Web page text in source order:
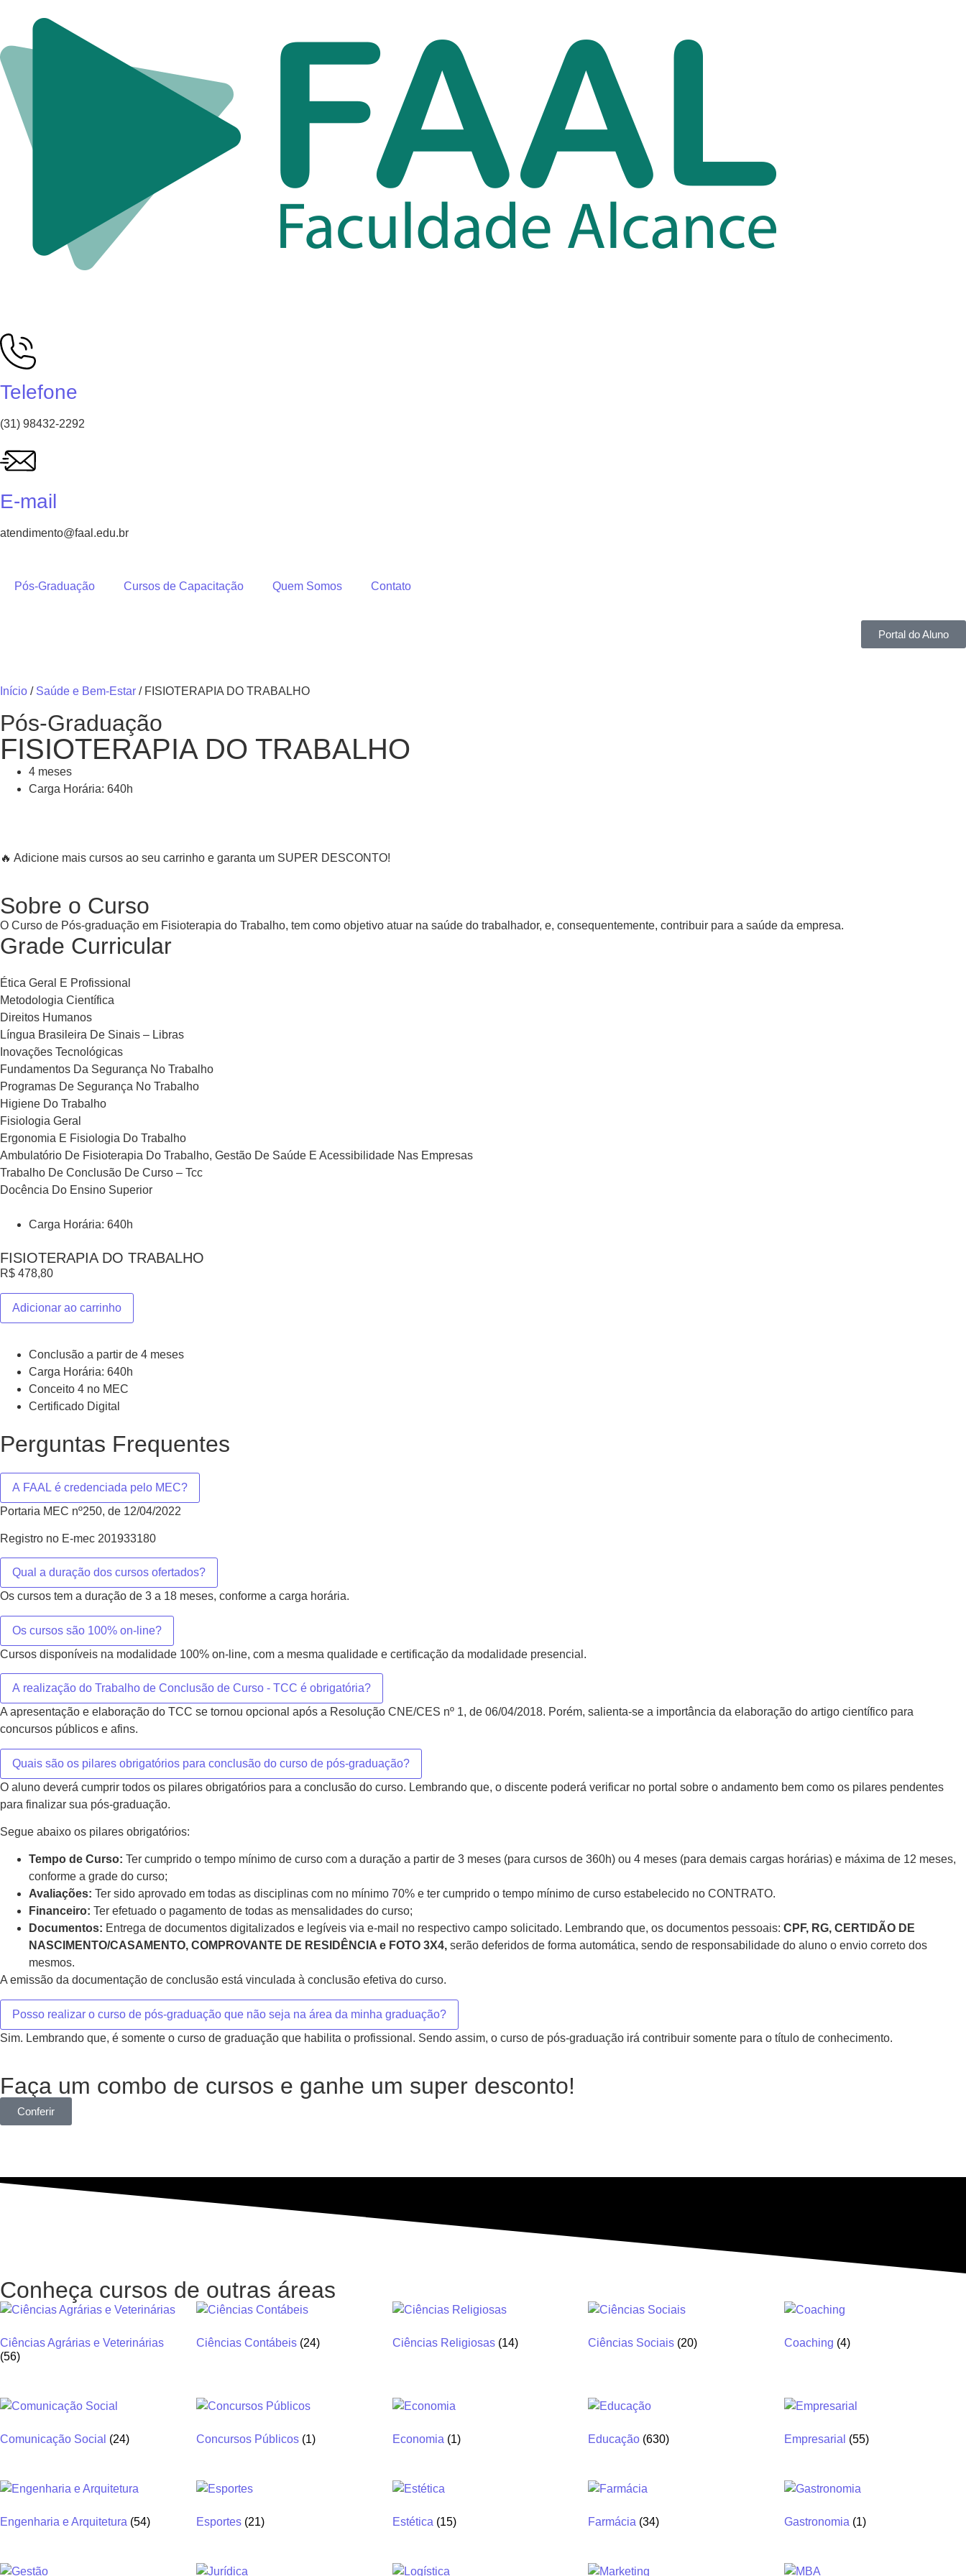
Telefone
(31) 98432-2292
E-mail
atendimento@faal.edu.br
Pós-Graduação Cursos de Capacitação Quem Somos Contato
Portal do Aluno
Início / Saúde e Bem-Estar / FISIOTERAPIA DO TRABALHO
Pós-Graduação
FISIOTERAPIA DO TRABALHO
4 meses
Carga Horária: 640h
🔥 Adicione mais cursos ao seu carrinho e garanta um SUPER DESCONTO!
Sobre o Curso
O Curso de Pós-graduação em Fisioterapia do Trabalho, tem como objetivo atuar na saúde do trabalhador, e, consequentemente, contribuir para a saúde da empresa.
Grade Curricular
Ética Geral E Profissional
Metodologia Científica
Direitos Humanos
Língua Brasileira De Sinais – Libras
Inovações Tecnológicas
Fundamentos Da Segurança No Trabalho
Programas De Segurança No Trabalho
Higiene Do Trabalho
Fisiologia Geral
Ergonomia E Fisiologia Do Trabalho
Ambulatório De Fisioterapia Do Trabalho, Gestão De Saúde E Acessibilidade Nas Empresas
Trabalho De Conclusão De Curso – Tcc
Docência Do Ensino Superior
Carga Horária: 640h
FISIOTERAPIA DO TRABALHO
R$ 478,80
Adicionar ao carrinho
Conclusão a partir de 4 meses
Carga Horária: 640h
Conceito 4 no MEC
Certificado Digital
Perguntas Frequentes
A FAAL é credenciada pelo MEC?
Portaria MEC nº250, de 12/04/2022
Registro no E-mec 201933180
Qual a duração dos cursos ofertados?
Os cursos tem a duração de 3 a 18 meses, conforme a carga horária.
Os cursos são 100% on-line?
Cursos disponíveis na modalidade 100% on-line, com a mesma qualidade e certificação da modalidade presencial.
A realização do Trabalho de Conclusão de Curso - TCC é obrigatória?
A apresentação e elaboração do TCC se tornou opcional após a Resolução CNE/CES nº 1, de 06/04/2018. Porém, salienta-se a importância da elaboração do artigo científico para
concursos públicos e afins.
Quais são os pilares obrigatórios para conclusão do curso de pós-graduação?
O aluno deverá cumprir todos os pilares obrigatórios para a conclusão do curso. Lembrando que, o discente poderá verificar no portal sobre o andamento bem como os pilares pendentes
para finalizar sua pós-graduação.
Segue abaixo os pilares obrigatórios:
Tempo de Curso: Ter cumprido o tempo mínimo de curso com a duraçăo a partir de 3 meses (para cursos de 360h) ou 4 meses (para demais cargas horárias) e máxima de 12 meses,
conforme a grade do curso;
Avaliações: Ter sido aprovado em todas as disciplinas com no mínimo 70% e ter cumprido o tempo mínimo de curso estabelecido no CONTRATO.
Financeiro: Ter efetuado o pagamento de todas as mensalidades do curso;
Documentos: Entrega de documentos digitalizados e legíveis via e-mail no respectivo campo solicitado. Lembrando que, os documentos pessoais: CPF, RG, CERTIDÃO DE
NASCIMENTO/CASAMENTO, COMPROVANTE DE RESIDÊNCIA e FOTO 3X4, serão deferidos de forma automática, sendo de responsabilidade do aluno o envio correto dos
mesmos.
A emissão da documentação de conclusão está vinculada à conclusão efetiva do curso.
Posso realizar o curso de pós-graduação que não seja na área da minha graduação?
Sim. Lembrando que, é somente o curso de graduação que habilita o profissional. Sendo assim, o curso de pós-graduação irá contribuir somente para o título de conhecimento.
Faça um combo de cursos e ganhe um super desconto!
Conferir
Conheça cursos de outras áreas
Ciências Agrárias e Veterinárias
(56)
Ciências Contábeis (24) Ciências Religiosas (14) Ciências Sociais (20) Coaching (4)
Comunicação Social (24) Concursos Públicos (1) Economia (1) Educação (630) Empresarial (55)
Engenharia e Arquitetura (54) Esportes (21) Estética (15) Farmácia (34) Gastronomia (1)